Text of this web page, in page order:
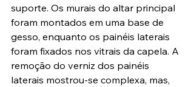
suporte. Os murais do altar principal
foram montados em uma base de
gesso, enquanto os painéis laterais
foram fixados nos vitrais da capela. A
remoção do verniz dos painéis
laterais mostrou-se complexa, mas,